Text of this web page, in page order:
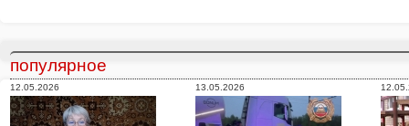
популярное
12.05.2026 13.05.2026